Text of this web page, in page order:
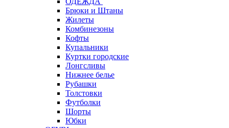
Брюки и Штаны
Жилеты
Комбинезоны
Кофты
Купальники
Куртки городские
Лонгсливы
Нижнее белье
Рубашки
Толстовки
Футболки
Шорты
Юбки